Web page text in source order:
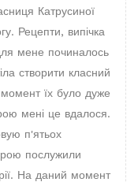
Катрусиної
Рецепти, випічка
мене починалось
створити класний
момент їх було дуже
мені це вдалося.
п'ятьох
послужили
На даний момент